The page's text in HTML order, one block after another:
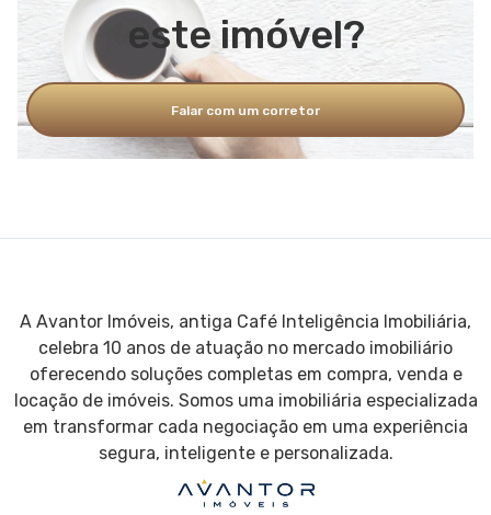
Interfone
Churrasqueira coletiva
Playground
Piscina
Campo de futebol
Área verde
Espaço zen
Bicicletário
Horta comunitária
este imóvel?
Falar com um corretor
A Avantor Imóveis, antiga Café Inteligência Imobiliária,
celebra 10 anos de atuação no mercado imobiliário
oferecendo soluções completas em compra, venda e
locação de imóveis. Somos uma imobiliária especializada
em transformar cada negociação em uma experiência
segura, inteligente e personalizada.